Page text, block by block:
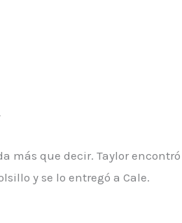
más que decir. Taylor
y se lo entregó a Cale.